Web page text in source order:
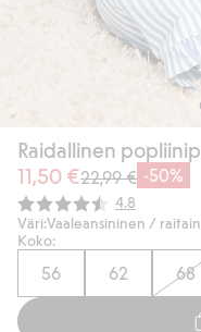
Raidallinen
11,50 €22,99 € -50%
4.8
Väri:Vaaleansininen /
Koko:
56 62 68